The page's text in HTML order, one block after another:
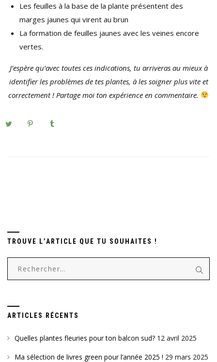
Les feuilles à la base de la plante présentent des
marges jaunes qui virent au brun
La formation de feuilles jaunes avec les veines encore
vertes.
J’espère qu’avec toutes ces indications, tu arriveras au mieux à
identifier les problèmes de tes plantes, à les soigner plus vite et
correctement ! Partage moi ton expérience en commentaire.
TROUVE L’ARTICLE QUE TU SOUHAITES !
ARTICLES RÉCENTS
Quelles plantes fleuries pour ton balcon sud? 12 avril 2025
Ma sélection de livres green pour l’année 2025 ! 29 mars 2025